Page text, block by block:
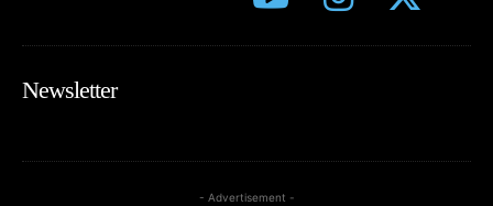
Newsletter
- Advertisement -